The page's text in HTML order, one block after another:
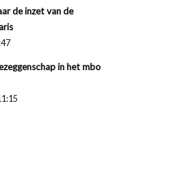
de inzet van de
in het mbo